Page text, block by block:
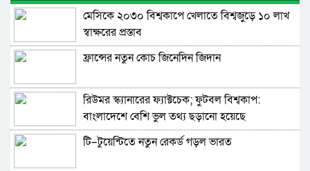
মেসিকে ২০৩০ বিশ্বকাপে খেলাতে বিশ্বজুড়ে ১০ লাখ
স্বাক্ষরের প্রস্তাব
ফ্রান্সের নতুন কোচ জিনেদিন জিদান
রিউমর স্ক্যানারের ফ্যাক্টচেক; ফুটবল বিশ্বকাপ:
বাংলাদেশে বেশি ভুল তথ্য ছড়ানো হয়েছে
আর্জেন্টিনাকে ঘিরে
টি–টুয়েন্টিতে নতুন রেকর্ড গড়ল ভারত